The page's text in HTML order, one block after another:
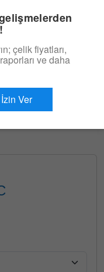
çelik fiyatları,
ve daha
İzin Ver